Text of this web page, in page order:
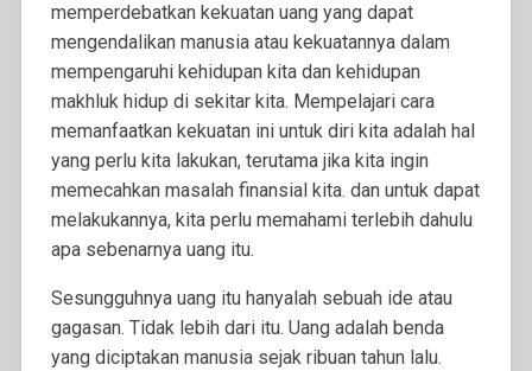
memperdebatkan kekuatan uang yang dapat
mengendalikan manusia atau kekuatannya dalam
mempengaruhi kehidupan kita dan kehidupan
makhluk hidup di sekitar kita. Mempelajari cara
memanfaatkan kekuatan ini untuk diri kita adalah hal
yang perlu kita lakukan, terutama jika kita ingin
memecahkan masalah finansial kita. dan untuk dapat
melakukannya, kita perlu memahami terlebih dahulu
apa sebenarnya uang itu.
Sesungguhnya uang itu hanyalah sebuah ide atau
gagasan. Tidak lebih dari itu. Uang adalah benda
yang diciptakan manusia sejak ribuan tahun lalu.